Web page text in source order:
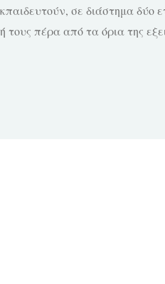
σε διάστημα δύο
τους πέρα από τα όρια της